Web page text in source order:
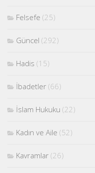
Felsefe (25)
Güncel (292)
Hadis (15)
İbadetler (66)
İslam Hukuku (22)
Kadın ve Aile (52)
Kavramlar (26)